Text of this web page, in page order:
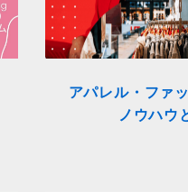
アパレル・ファ
ノウハウ